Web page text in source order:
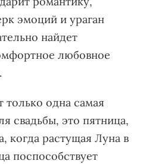
эмоций и ураган
найдет
любовное
одна самая
свадьбы, это пятница,
когда растущая Луна в
поспособствует